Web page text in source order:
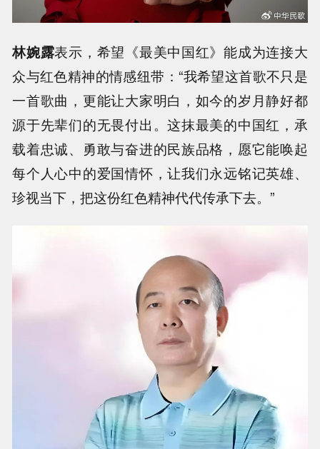
林婉露表示，希望《最美中国红》能成为连接大
众与红色精神的情感纽带：“我希望这首歌不只是
一首歌曲，更能让大家明白，如今的岁月静好都
源于先辈们的无畏付出。这抹最美的中国红，承
载着忠诚、勇敢与奋进的民族品格，愿它能唤起
每个人心中的爱国情怀，让我们永远铭记英雄、
珍视当下，把这份红色精神代代传承下去。”